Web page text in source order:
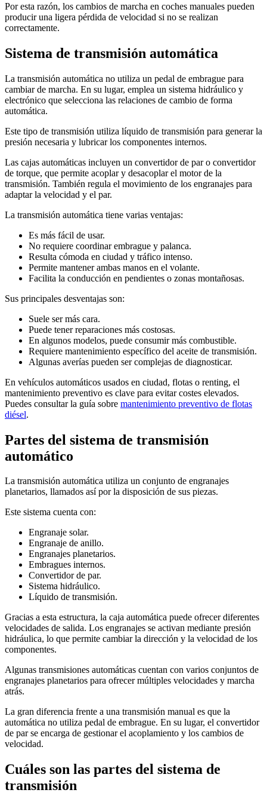
Por esta razón, los cambios de marcha en coches manuales pueden
producir una ligera pérdida de velocidad si no se realizan
correctamente.
Sistema de transmisión automática
La transmisión automática no utiliza un pedal de embrague para
cambiar de marcha. En su lugar, emplea un sistema hidráulico y
electrónico que selecciona las relaciones de cambio de forma
automática.
Este tipo de transmisión utiliza líquido de transmisión para generar la
presión necesaria y lubricar los componentes internos.
Las cajas automáticas incluyen un convertidor de par o convertidor
de torque, que permite acoplar y desacoplar el motor de la
transmisión. También regula el movimiento de los engranajes para
adaptar la velocidad y el par.
La transmisión automática tiene varias ventajas:
Es más fácil de usar.
No requiere coordinar embrague y palanca.
Resulta cómoda en ciudad y tráfico intenso.
Permite mantener ambas manos en el volante.
Facilita la conducción en pendientes o zonas montañosas.
Sus principales desventajas son:
Suele ser más cara.
Puede tener reparaciones más costosas.
En algunos modelos, puede consumir más combustible.
Requiere mantenimiento específico del aceite de transmisión.
Algunas averías pueden ser complejas de diagnosticar.
En vehículos automáticos usados en ciudad, flotas o renting, el
mantenimiento preventivo es clave para evitar costes elevados.
Puedes consultar la guía sobre mantenimiento preventivo de flotas
diésel.
Partes del sistema de transmisión
automático
La transmisión automática utiliza un conjunto de engranajes
planetarios, llamados así por la disposición de sus piezas.
Este sistema cuenta con:
Engranaje solar.
Engranaje de anillo.
Engranajes planetarios.
Embragues internos.
Convertidor de par.
Sistema hidráulico.
Líquido de transmisión.
Gracias a esta estructura, la caja automática puede ofrecer diferentes
velocidades de salida. Los engranajes se activan mediante presión
hidráulica, lo que permite cambiar la dirección y la velocidad de los
componentes.
Algunas transmisiones automáticas cuentan con varios conjuntos de
engranajes planetarios para ofrecer múltiples velocidades y marcha
atrás.
La gran diferencia frente a una transmisión manual es que la
automática no utiliza pedal de embrague. En su lugar, el convertidor
de par se encarga de gestionar el acoplamiento y los cambios de
velocidad.
Cuáles son las partes del sistema de
transmisión